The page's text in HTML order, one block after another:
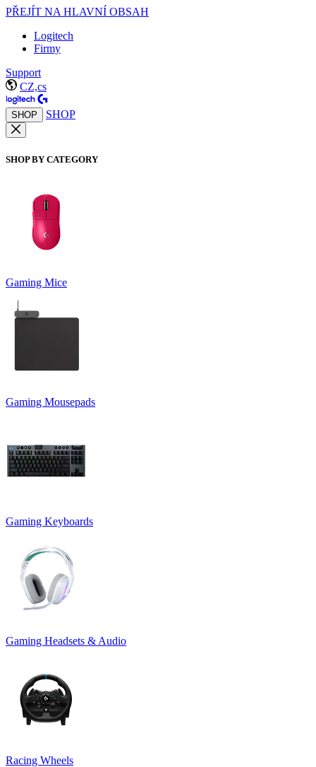
PŘEJÍT NA HLAVNÍ OBSAH
Logitech
Firmy
Support
CZ,cs
SHOP SHOP
SHOP BY CATEGORY
Gaming Mice
Gaming Mousepads
Gaming Keyboards
Gaming Headsets & Audio
Racing Wheels